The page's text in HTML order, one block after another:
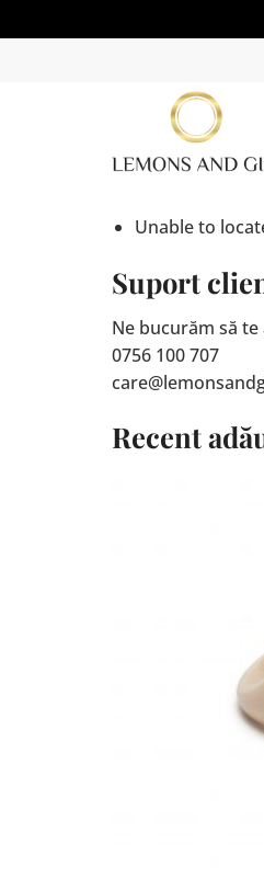
Unable to
Suport
Ne bucurăm să
0756 100 707
Recent